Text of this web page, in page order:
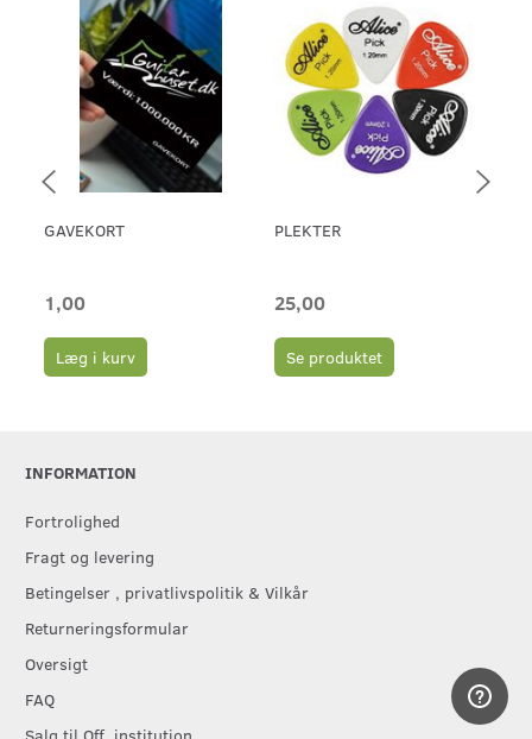
GAVEKORT
1,00
Læg i kurv
PLEKTER
25,00
Se produktet
INFORMATION
Fortrolighed
Fragt og levering
Betingelser , privatlivspolitik & Vilkår
Returneringsformular
Oversigt
FAQ
Salg til Off. institution